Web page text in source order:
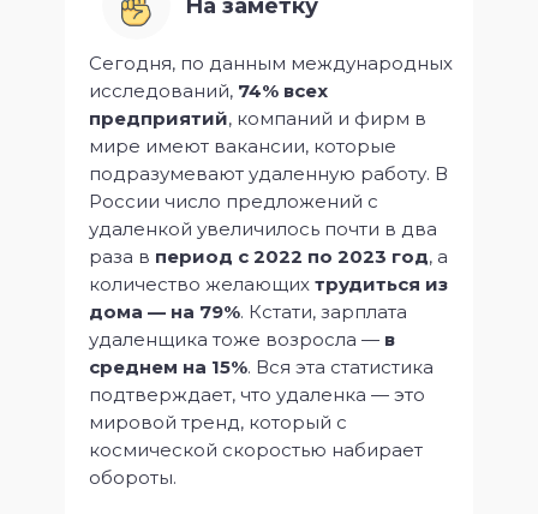
На заметку
Сегодня, по данным международных
исследований, 74% всех
предприятий, компаний и фирм в
мире имеют вакансии, которые
подразумевают удаленную работу. В
России число предложений с
удаленкой увеличилось почти в два
раза в период с 2022 по 2023 год, а
количество желающих трудиться из
дома — на 79%. Кстати, зарплата
удаленщика тоже возросла — в
среднем на 15%. Вся эта статистика
подтверждает, что удаленка — это
мировой тренд, который с
космической скоростью набирает
обороты.